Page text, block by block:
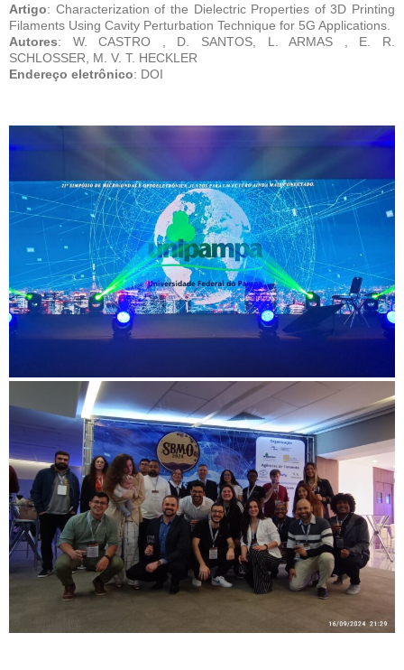
Artigo: Characterization of the Dielectric Properties of 3D Printing
Filaments Using Cavity Perturbation Technique for 5G Applications.
Autores: W. CASTRO , D. SANTOS, L. ARMAS , E. R.
SCHLOSSER, M. V. T. HECKLER
Endereço eletrônico: DOI